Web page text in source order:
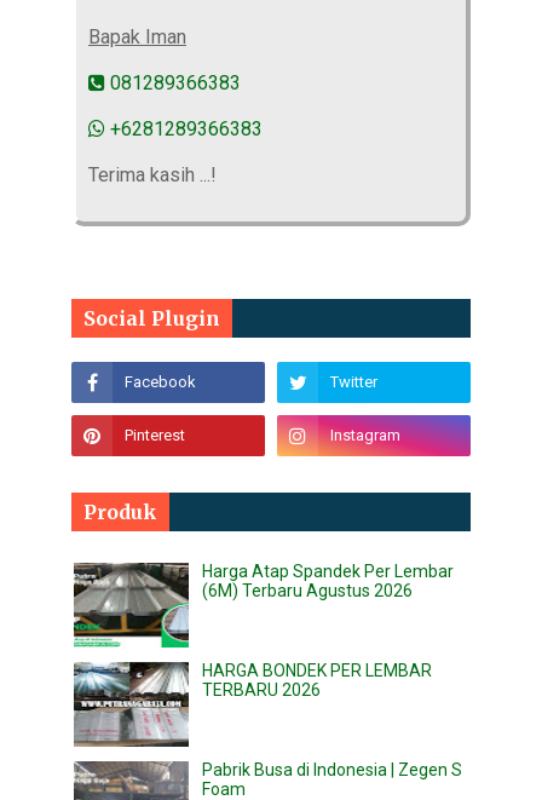
Bapak Iman
081289366383
+6281289366383
Terima kasih ...!
Social Plugin
Produk
Harga Atap Spandek Per Lembar
(6M) Terbaru Agustus 2026
HARGA BONDEK PER LEMBAR
TERBARU 2026
Pabrik Busa di Indonesia | Zegen S
Foam